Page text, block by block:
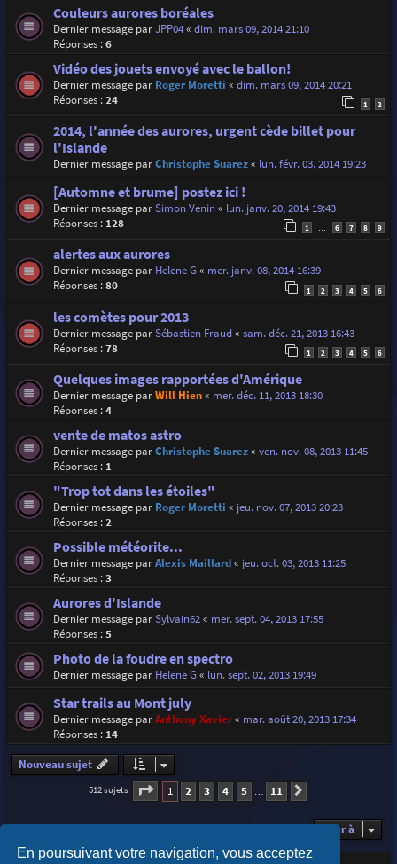
En poursuivant votre navigation, vous acceptez
Couleurs aurores boréales
Dernier message parJPP04« dim. mars 09, 2014 21:10
Réponses :6
Vidéo des jouets envoyé avec le ballon!
Dernier message par Roger Moretti « dim. mars 09, 2014 20:21
Réponses :24 1 2
2014, l'année des aurores, urgent cède billet pour
l'Islande
Dernier message parChristophe Suarez« lun. févr. 03, 2014 19:23
[Automne et brume] postez ici !
Dernier message parSimon Venin« lun. janv. 20, 2014 19:43
Réponses : 128 1 … 6 7 8 9
alertes aux aurores
Dernier message par Helene G« mer. janv. 08, 2014 16:39
Réponses :80 1 2 3 4 5 6
les comètes pour 2013
Dernier message parSébastien Fraud« sam. déc. 21, 2013 16:43
Réponses :78 1 2 3 4 5 6
Quelques images rapportées d'Amérique
Dernier message parWill Hien« mer. déc. 11, 2013 18:30
Réponses :4
vente de matos astro
Dernier message parChristophe Suarez« ven. nov. 08, 2013 11:45
Réponses : 1
"Trop tot dans les étoiles"
Dernier message par Roger Moretti « jeu. nov. 07, 2013 20:23
Réponses :2
Possible météorite...
Dernier message parAlexis Maillard« jeu. oct. 03, 2013 11:25
Réponses :3
Aurores d'Islande
Dernier message parSylvain62« mer. sept. 04, 2013 17:55
Réponses :5
Photo de la foudre en spectro
Dernier message par Helene G« lun. sept. 02, 2013 19:49
Star trails au Mont july
Dernier message parAnthony Xavier« mar. août 20, 2013 17:34
Réponses : 14
Nouveau sujet
512 sujets Page 1sur 11
1 2 3 4 5 11
Aller à